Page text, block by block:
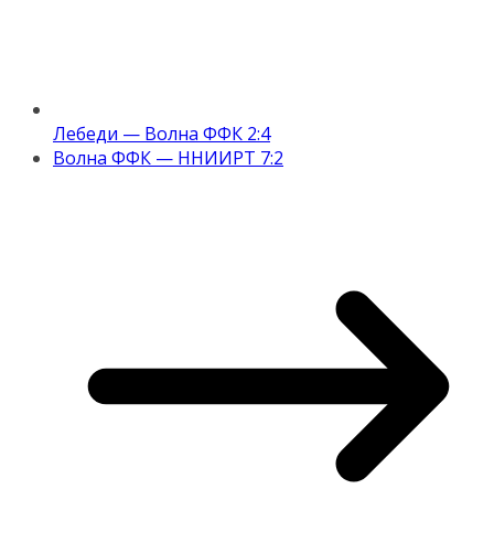
Лебеди — Волна ФФК 2:4
Волна ФФК — ННИИРТ 7:2